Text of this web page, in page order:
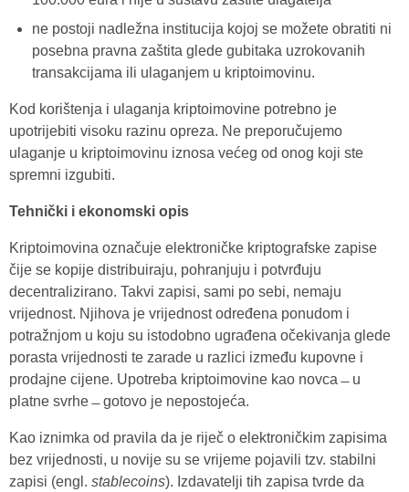
ne postoji nadležna institucija kojoj se možete obratiti ni
posebna pravna zaštita glede gubitaka uzrokovanih
transakcijama ili ulaganjem u kriptoimovinu.
Kod korištenja i ulaganja kriptoimovine potrebno je
upotrijebiti visoku razinu opreza. Ne preporučujemo
ulaganje u kriptoimovinu iznosa većeg od onog koji ste
spremni izgubiti.
Tehnički i ekonomski opis
Kriptoimovina označuje elektroničke kriptografske zapise
čije se kopije distribuiraju, pohranjuju i potvrđuju
decentralizirano. Takvi zapisi, sami po sebi, nemaju
vrijednost. Njihova je vrijednost određena ponudom i
potražnjom u koju su istodobno ugrađena očekivanja glede
porasta vrijednosti te zarade u razlici između kupovne i
prodajne cijene. Upotreba kriptoimovine kao novca ̶ u
platne svrhe ̶ gotovo je nepostojeća.
Kao iznimka od pravila da je riječ o elektroničkim zapisima
bez vrijednosti, u novije su se vrijeme pojavili tzv. stabilni
zapisi (engl. stablecoins). Izdavatelji tih zapisa tvrde da